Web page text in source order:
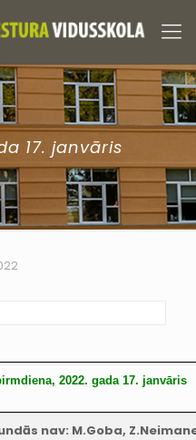
17. janvāris
2022. gada 17. janvāris
nav: M.Goba,